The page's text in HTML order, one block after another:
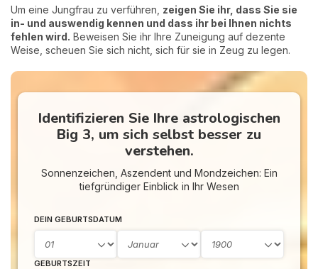
Um eine Jungfrau zu verführen, zeigen Sie ihr, dass Sie sie
in- und auswendig kennen und dass ihr bei Ihnen nichts
fehlen wird. Beweisen Sie ihr Ihre Zuneigung auf dezente
Weise, scheuen Sie sich nicht, sich für sie in Zeug zu legen.
Identifizieren Sie Ihre astrologischen
Big 3, um sich selbst besser zu
verstehen.
Sonnenzeichen, Aszendent und Mondzeichen: Ein
tiefgründiger Einblick in Ihr Wesen
DEIN GEBURTSDATUM
GEBURTSZEIT